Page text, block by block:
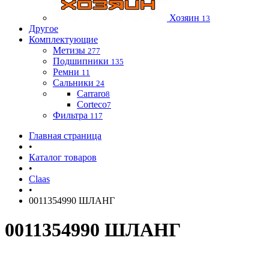
Хозяин 13
Другое
Комплектующие
Метизы 277
Подшипники 135
Ремни 11
Сальники 24
Carraro8
Corteco7
Фильтра 117
Главная страница
•
Каталог товаров
•
Claas
•
0011354990 ШЛАНГ
0011354990 ШЛАНГ